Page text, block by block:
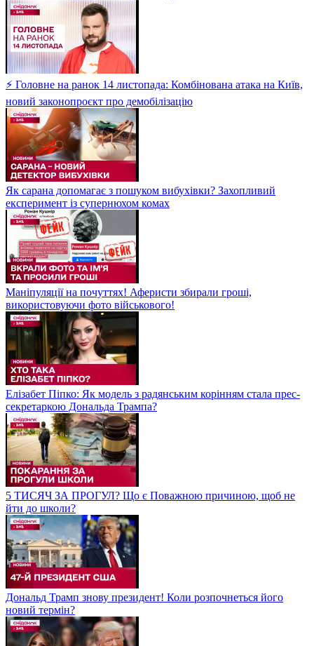
⚡ Головне на ранок 14 листопада: Комбінована атака на Київ,
новий законопроєкт про демобілізацію
Як сарана допомагає з пошуком вибухівки? Захопливий
експеримент із супернюхом комах
Маніпуляції на почуттях! Аферисти збирали гроші,
використовуючи фото військового!
Елізабет Піпко: Як модель з радянським корінням стала прес-
секретаркою Дональда Трампа?
5 ТИСЯЧ ЗА ПРОГУЛ? Що є Поважною причиною, щоб не
йти до школи?
Дональд Трамп знову президент! Коли розпочнеться його
новий термін?